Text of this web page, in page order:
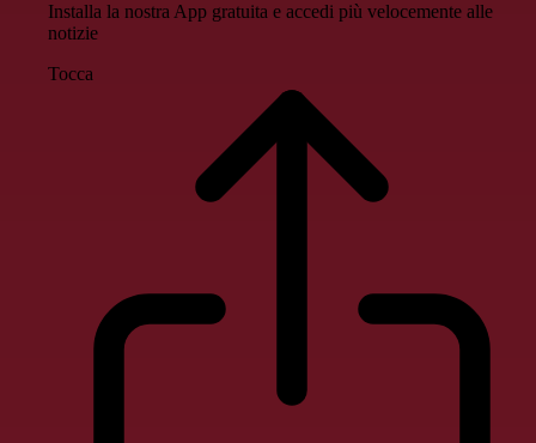
Installa la nostra App gratuita e accedi più velocemente alle
notizie
Tocca